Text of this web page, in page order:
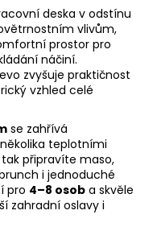
deska v odstínu
vlivům,
prostor pro
náčiní.
zvyšuje praktičnost
vzhled celé
se zahřívá
teplotními
připravíte maso,
i jednoduché
pro 4–8 osob a skvěle
zahradní oslavy i